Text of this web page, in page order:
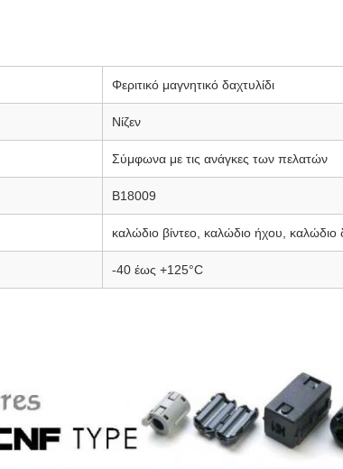
Φεριτικό μαγνητικό δαχτυλίδι
Νίζεν
Σύμφωνα με τις ανάγκες των πελατών
Β18009
καλώδιο βίντεο, καλώδιο ήχου, καλώδιο
-40 έως +125°C